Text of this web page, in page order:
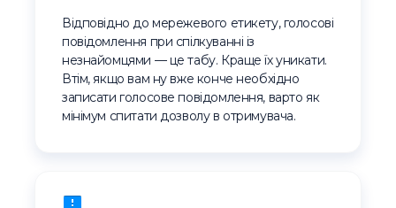
Відповідно до мережевого етикету, голосові
повідомлення при спілкуванні із
незнайомцями — це табу. Краще їх уникати.
Втім, якщо вам ну вже конче необхідно
записати голосове повідомлення, варто як
мінімум спитати дозволу в отримувача.